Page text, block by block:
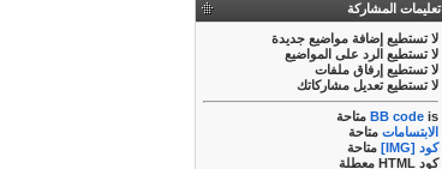
تعليمات المشاركة
لا تستطيع إضافة مواضيع جديدة
لا تستطيع الرد على المواضيع
لا تستطيع إرفاق ملفات
لا تستطيع تعديل مشاركاتك
BB code is
متاحة
الابتسامات متاحة
كود [IMG]
متاحة
كود HTML
معطلة